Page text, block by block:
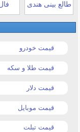
طالع بینی هندی
قیمت خودرو
قیمت طلا و سکه
قیمت دلار
قیمت موبایل
قیمت تبلت